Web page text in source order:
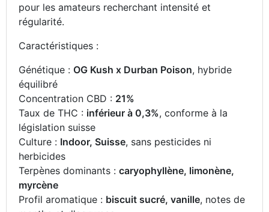
pour les amateurs recherchant intensité et
régularité.
Caractéristiques :
Génétique : OG Kush x Durban Poison, hybride
équilibré
Concentration CBD : 21%
Taux de THC : inférieur à 0,3%, conforme à la
législation suisse
Culture : Indoor, Suisse, sans pesticides ni
herbicides
Terpènes dominants : caryophyllène, limonène,
myrcène
Profil aromatique : biscuit sucré, vanille, notes de